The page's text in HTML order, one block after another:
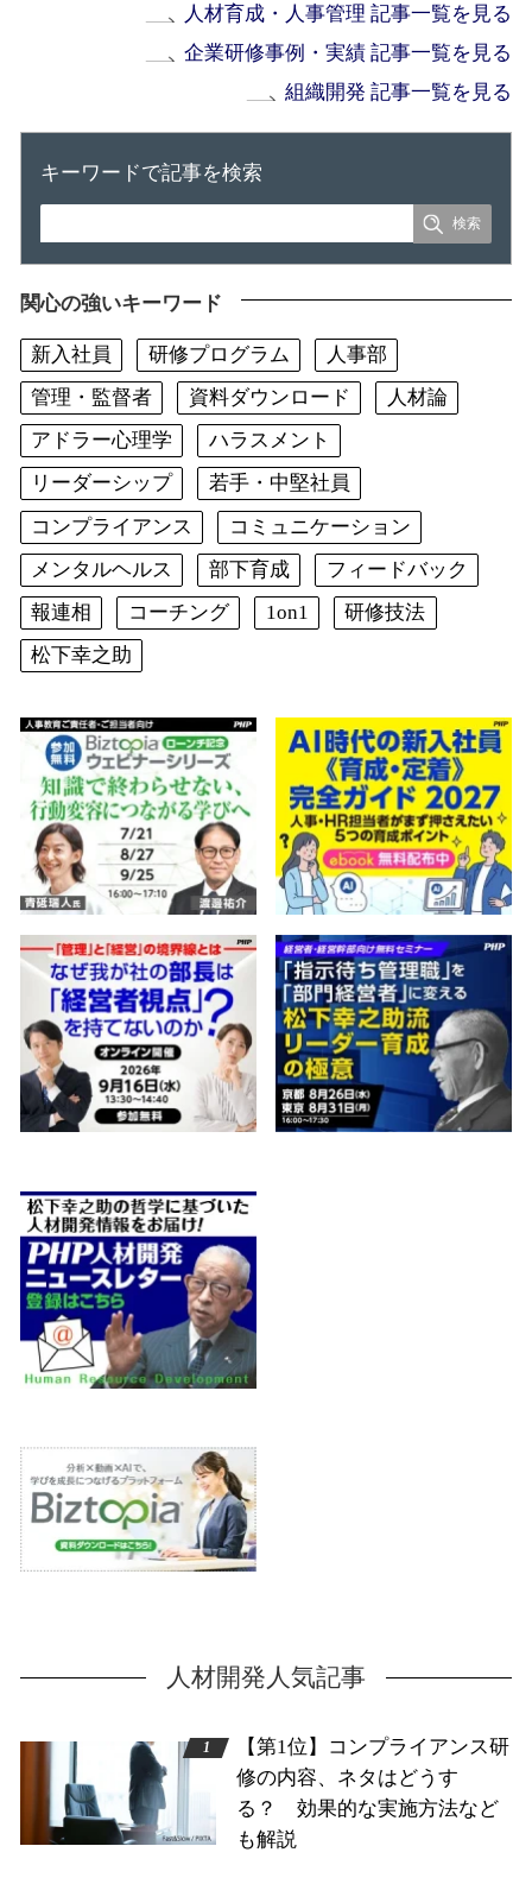
人材育成・人事管理 記事一覧を見る
企業研修事例・実績 記事一覧を見る
組織開発 記事一覧を見る
キーワードで記事を検索
関心の強いキーワード
新入社員 研修プログラム
人事部
管理・監督者
資料ダウンロード
人材論
アドラー心理学
ハラスメント
リーダーシップ
若手・中堅社員
コンプライアンス
コミュニケーション
メンタルヘルス
部下育成
フィードバック
報連相
コーチング 1on1
研修技法
松下幸之助
人材開発人気記事
【第1位】コンプライアンス研
修の内容、ネタはどうす
る？ 効果的な実施方法など
も解説